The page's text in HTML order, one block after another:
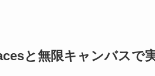
と無限キャンバスで